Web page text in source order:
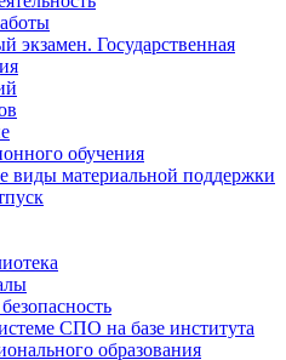
экзамен. Государственная
обучения
виды материальной поддержки
СПО на базе института
образования